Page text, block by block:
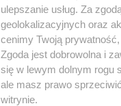
ulepszanie usług. Za
geolokalizacyjnych oraz
cenimy Twoją
Zgoda jest dobrowolna i
się w lewym dolnym rogu
ale masz prawo
witrynie.